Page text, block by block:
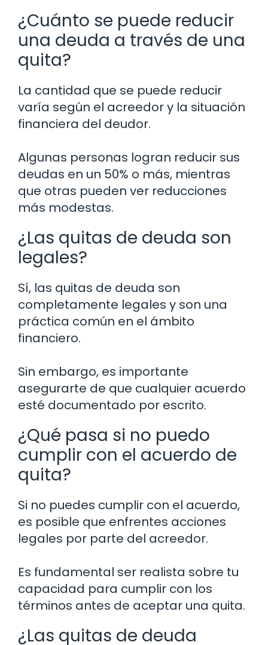
¿Cuánto se puede reducir
una deuda a través de una
quita?
La cantidad que se puede reducir
varía según el acreedor y la situación
financiera del deudor.
Algunas personas logran reducir sus
deudas en un 50% o más, mientras
que otras pueden ver reducciones
más modestas.
¿Las quitas de deuda son
legales?
Sí, las quitas de deuda son
completamente legales y son una
práctica común en el ámbito
financiero.
Sin embargo, es importante
asegurarte de que cualquier acuerdo
esté documentado por escrito.
¿Qué pasa si no puedo
cumplir con el acuerdo de
quita?
Si no puedes cumplir con el acuerdo,
es posible que enfrentes acciones
legales por parte del acreedor.
Es fundamental ser realista sobre tu
capacidad para cumplir con los
términos antes de aceptar una quita.
¿Las quitas de deuda